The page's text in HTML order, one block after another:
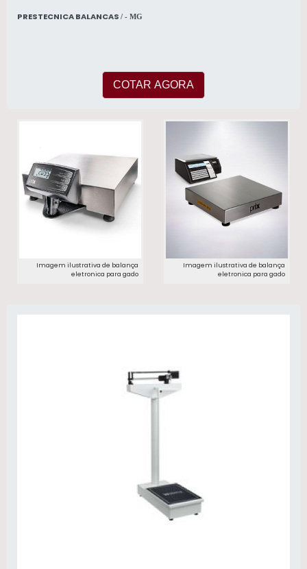
PRESTECNICA BALANCAS / - MG
COTAR AGORA
Imagem ilustrativa de balança
eletronica para gado​
Imagem ilustrativa de balança
eletronica para gado​